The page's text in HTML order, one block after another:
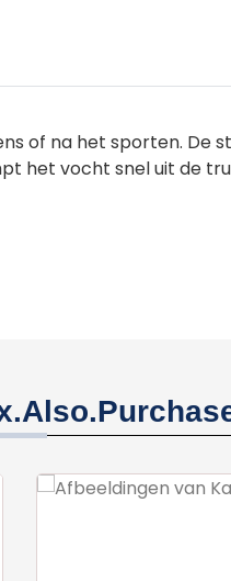
of na het sporten. De
het vocht snel uit de